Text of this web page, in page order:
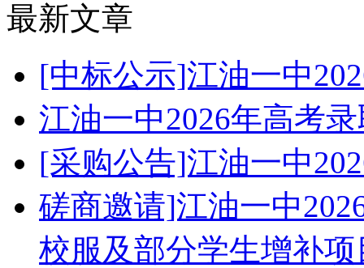
最新文章
[中标公示]江油一中
江油一中2026年高考
[采购公告]江油一中
磋商邀请]江油一中
校服及部分学生增补项